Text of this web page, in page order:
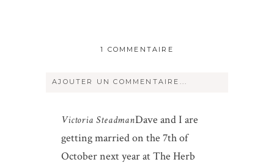
1 COMMENTAIRE
AJOUTER UN COMMENTAIRE...
Victoria SteadmanDave and I are
getting married on the 7th of
October next year at The Herb